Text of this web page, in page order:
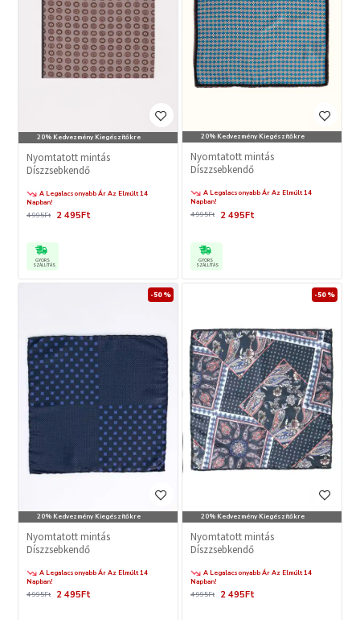
20% Kedvezmény Kiegészítőkre
Nyomtatott mintás
Díszzsebkendő
A Legalacsonyabb Ár Az Elmúlt 14
Napban!
2 495Ft
4 995Ft
GYORS
SZÁLLÍTÁS
20% Kedvezmény Kiegészítőkre
Nyomtatott mintás
Díszzsebkendő
A Legalacsonyabb Ár Az Elmúlt 14
Napban!
2 495Ft
4 995Ft
GYORS
SZÁLLÍTÁS
20% Kedvezmény Kiegészítőkre
-50 %
Nyomtatott mintás
Díszzsebkendő
A Legalacsonyabb Ár Az Elmúlt 14
Napban!
2 495Ft
4 995Ft
20% Kedvezmény Kiegészítőkre
-50 %
Nyomtatott mintás
Díszzsebkendő
A Legalacsonyabb Ár Az Elmúlt 14
Napban!
2 495Ft
4 995Ft